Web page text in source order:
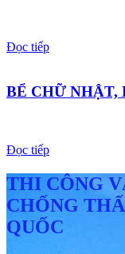
Đọc tiếp
BỂ CHỮ NHẬT,
Đọc tiếp
THI CÔNG
CHỐNG
QUỐC